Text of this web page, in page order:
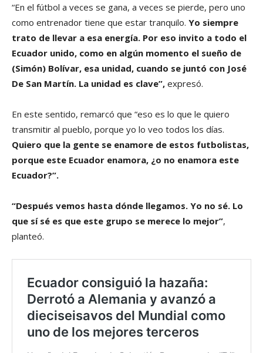
“En el fútbol a veces se gana, a veces se pierde, pero uno
como entrenador tiene que estar tranquilo. Yo siempre
trato de llevar a esa energía. Por eso invito a todo el
Ecuador unido, como en algún momento el sueño de
(Simón) Bolívar, esa unidad, cuando se juntó con José
De San Martín. La unidad es clave”, expresó.
En este sentido, remarcó que “eso es lo que le quiero
transmitir al pueblo, porque yo lo veo todos los días.
Quiero que la gente se enamore de estos futbolistas,
porque este Ecuador enamora, ¿o no enamora este
Ecuador?”.
“Después vemos hasta dónde llegamos. Yo no sé. Lo
que sí sé es que este grupo se merece lo mejor”,
planteó.